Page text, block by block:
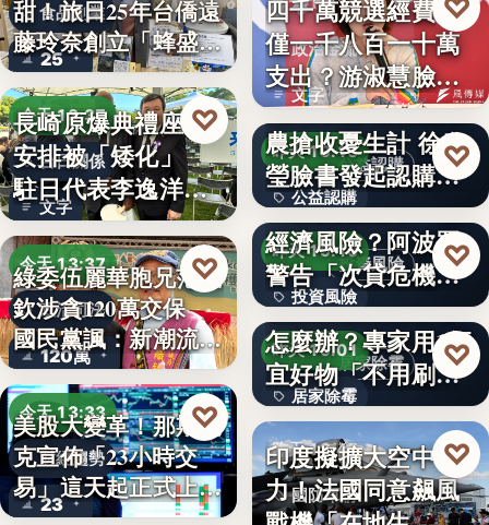
食品創業
25
甜！旅日25年台僑遠
藤玲奈創立「蜂盛
貴…
今天 13:37
台日關係
文字
長崎原爆典禮座位
安排被「矮化」
駐日代表李逸洋缺
席抗議：…
♡
今天 13:37
政治司法
120萬
綠委伍麗華胞兄范織
欽涉貪120萬交保
國民黨諷：新潮流
下…
♡
今天 13:33
財經趨勢
23
美股大變革！那斯達
克宣佈「23小時交
易」這天起正式上
路，…
♡
政治金流
文字
四千萬競選經費，
僅一千八百一十萬
支出？游淑慧臉書
追問鄭：…
♡
公益認購
昨天 19:15
公益認購
文字
颱風來襲 五峰鄉果
農搶收憂生計 徐欣
瑩臉書發起認購水
梨行…
♡
投資風險
昨天 19:10
投資風險
文字
AI投資恐成下一個
經濟風險？阿波羅
警告「次貸危機
式」逆轉…
♡
居家除霉
昨天 19:01
居家除霉
文字
牆壁反覆潮濕發霉
怎麼辦？專家用1便
宜好物「不用刷清
除陳年…
♡
昨天 18:45
國防軍購
印度擬擴大空中戰
力！法國同意飆風
♡